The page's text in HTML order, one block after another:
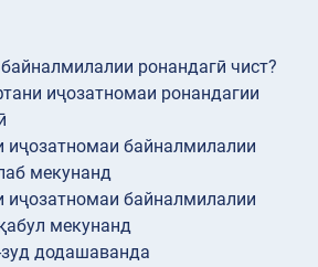
ронандагӣ чист?
иҷозатномаи ронандагии
иҷозатномаи байналмилалии
мекунанд
иҷозатномаи байналмилалии
мекунанд
додашаванда